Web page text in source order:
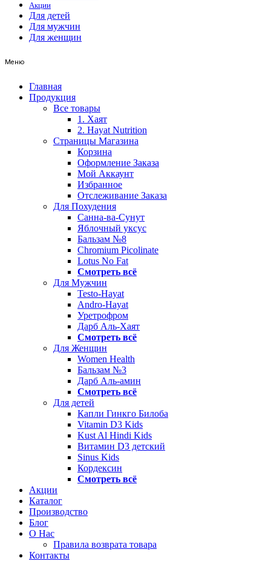
Акции
Для детей
Для мужчин
Для женщин
Меню
Главная
Продукция
Все товары
1. Хаят
2. Hayat Nutrition
Страницы Магазина
Корзина
Оформление Заказа
Мой Аккаунт
Избранное
Отслеживание Заказа
Для Похудения
Санна-ва-Сунут
Яблочный уксус
Бальзам №8
Chromium Picolinate
Lotus No Fat
Смотреть всё
Для Мужчин
Testo-Hayat
Andro-Hayat
Уретрофром
Дарб Аль-Хаят
Смотреть всё
Для Женщин
Women Health
Бальзам №3
Дарб Аль-амин
Смотреть всё
Для детей
Капли Гинкго Билоба
Vitamin D3 Kids
Kust Al Hindi Kids
Витамин D3 детский
Sinus Kids
Кордексин
Смотреть всё
Акции
Каталог
Производство
Блог
О Нас
Правила возврата товара
Контакты